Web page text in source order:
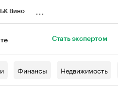
Вино
Стать экспертом
Финансы Недвижимость